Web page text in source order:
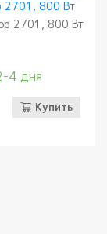
2701, 800 Вт
4 дня
Купить